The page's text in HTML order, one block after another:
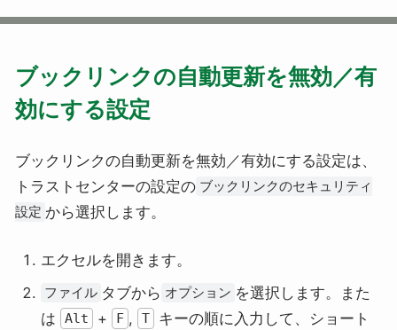
ブックリンクの自動更新を無効／有
効にする設定
ブックリンクの自動更新を無効／有効にする設定は、
トラストセンターの設定の ブックリンクのセキュリティ
設定 から選択します。
エクセルを開きます。
ファイル タブから オプション を選択します。また
は
Alt + F , T
キーの順に入力して、ショート